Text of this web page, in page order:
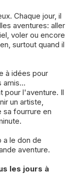
Chaque jour, il
aventures: aller
voler ou encore
surtout quand il
à idées pour
amis…
pour l'aventure. Il
un artiste,
sa fourrure en
a le don de
aventure.
les jours à